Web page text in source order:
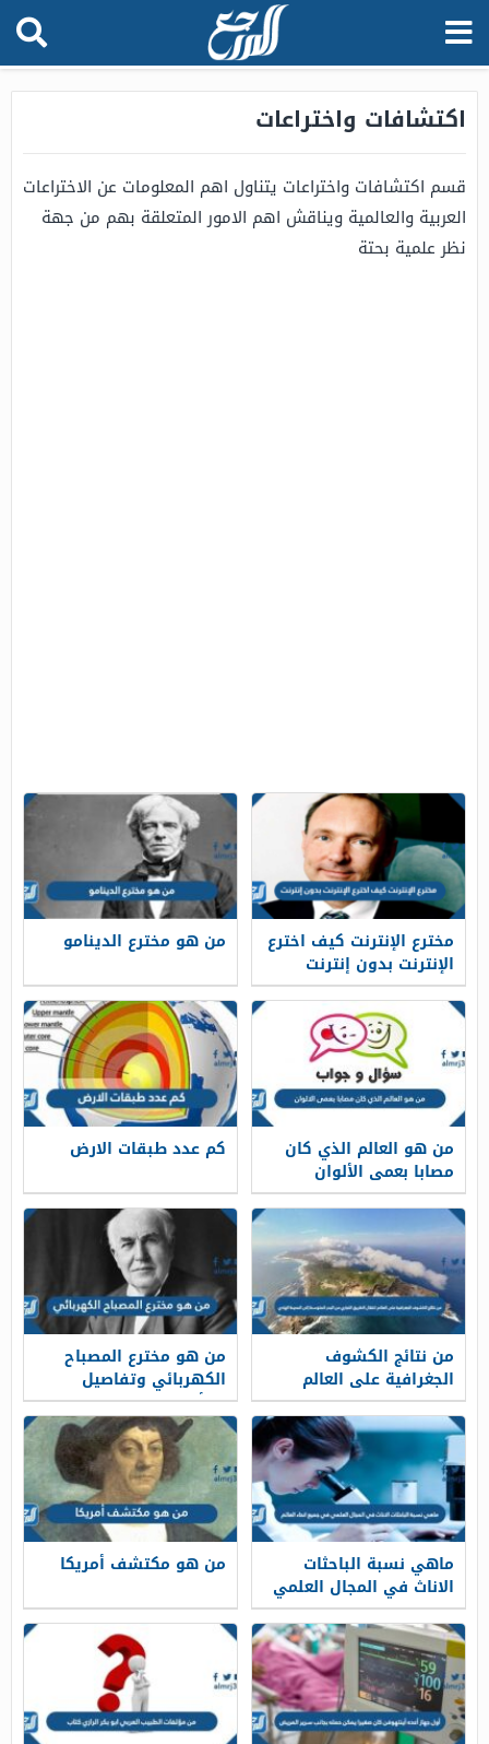
اكتشافات واختراعات
قسم اكتشافات واختراعات يتناول اهم المعلومات عن الاختراعات
العربية والعالمية ويناقش اهم الامور المتعلقة بهم من جهة
نظر علمية بحتة
مخترع الإنترنت كيف اخترع
الإنترنت بدون إنترنت
من هو مخترع الدينامو
من هو العالم الذي كان
مصابا بعمى الألوان
كم عدد طبقات الارض
من نتائج الكشوف
الجغرافية على العالم
انتقال الطريق التجاري من
البحر المتوسط إلى
المحيط الهادي
من هو مخترع المصباح
الكهربائي وتفاصيل
نشأته والجوائز التي حصل
عليها
ماهي نسبة الباحثات
الاناث في المجال العلمي
في جميع انحاء العالم
من هو مكتشف أمريكا